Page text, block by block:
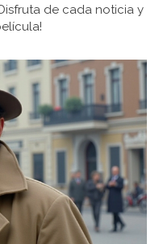
de cada noticia y